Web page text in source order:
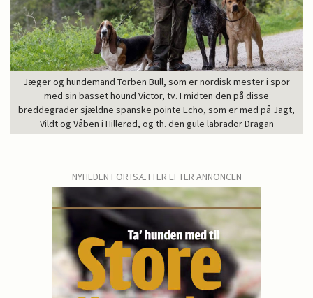
Jæger og hundemand Torben Bull, som er nordisk mester i spor
med sin basset hound Victor, tv. I midten den på disse
breddegrader sjældne spanske pointe Echo, som er med på Jagt,
Vildt og Våben i Hillerød, og th. den gule labrador Dragan
NYHEDEN FORTSÆTTER EFTER ANNONCEN